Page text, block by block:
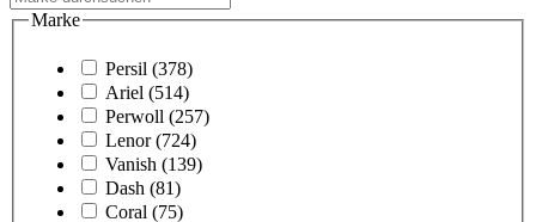
Marke
Persil (378)
Ariel (514)
Perwoll (257)
Lenor (724)
Vanish (139)
Dash (81)
Coral (75)